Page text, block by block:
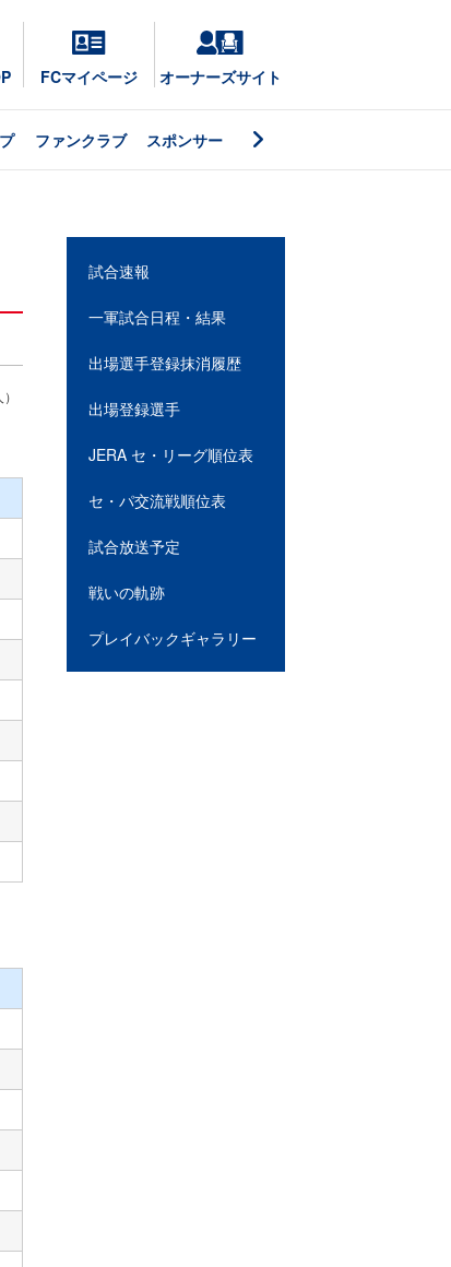
FCマイページ オーナーズサイト
ファンクラブ スポンサー
試合速報
一軍試合日程・結果
出場選手登録抹消履歴
出場登録選手
JERA セ・リーグ順位表
セ・パ交流戦順位表
試合放送予定
戦いの軌跡
プレイバックギャラリー